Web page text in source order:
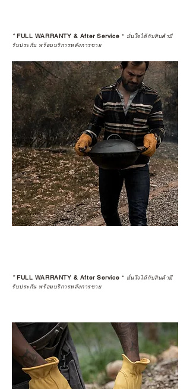
*FULL WARRANTY & After Service * มั่นใจได้กับสินค้ามี
รับประกัน พร้อมบริการหลังการขาย
*FULL WARRANTY & After Service * มั่นใจได้กับสินค้ามี
รับประกัน พร้อมบริการหลังการขาย